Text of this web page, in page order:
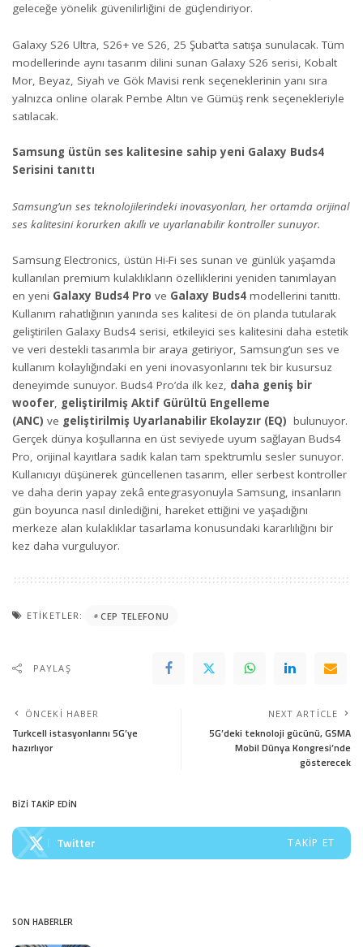
geleceğe yönelik güvenilirliğini de güçlendiriyor.
Galaxy S26 Ultra, S26+ ve S26, 25 Şubat’ta satışa sunulacak. Tüm
modellerinde aynı tasarım dilini sunan Galaxy S26 serisi, Kobalt
Mor, Beyaz, Siyah ve Gök Mavisi renk seçeneklerinin yanı sıra
yalnızca online olarak Pembe Altın ve Gümüş renk seçenekleriyle
satılacak.
Samsung üstün ses kalitesine sahip yeni Galaxy Buds4
Serisini tanıttı
Samsung’un ses teknolojilerindeki inovasyonları, her ortamda orijinal
ses kalitesini korurken akıllı ve uyarlanabilir kontroller sunuyor.
Samsung Electronics, üstün Hi-Fi ses sunan ve günlük yaşamda
kullanılan premium kulaklıkların özelliklerini yeniden tanımlayan
en yeni Galaxy Buds4 Pro ve Galaxy Buds4 modellerini tanıttı.
Kullanım rahatlığının yanında ses kalitesi de ön planda tutularak
geliştirilen Galaxy Buds4 serisi, etkileyici ses kalitesini daha estetik
ve veri destekli tasarımla bir araya getiriyor, Samsung’un ses ve
kullanım kolaylığındaki en yeni inovasyonlarını tek bir kusursuz
deneyimde sunuyor. Buds4 Pro’da ilk kez, daha geniş bir
woofer, geliştirilmiş Aktif Gürültü Engelleme
(ANC) ve geliştirilmiş Uyarlanabilir Ekolayzır (EQ) bulunuyor.
Gerçek dünya koşullarına en üst seviyede uyum sağlayan Buds4
Pro, orijinal kayıtlara sadık kalan tam spektrumlu sesler sunuyor.
Kullanıcıyı düşünerek güncellenen tasarım, eller serbest kontroller
ve daha derin yapay zekâ entegrasyonuyla Samsung, insanların
gün boyunca nasıl dinlediğini, hareket ettiğini ve yaşadığını
merkeze alan kulaklıklar tasarlama konusundaki kararlılığını bir
kez daha vurguluyor.
ETIKETLER: CEP TELEFONU
PAYLAŞ
ÖNCEKI HABER
Turkcell istasyonlarını 5G’ye
hazırlıyor
NEXT ARTICLE
5G’deki teknoloji gücünü, GSMA
Mobil Dünya Kongresi’nde
gösterecek
BİZİ TAKİP EDİN
Twitter TAKIP ET
SON HABERLER